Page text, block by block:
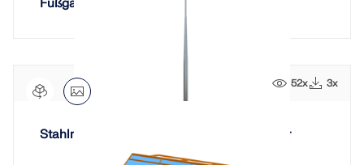
Fußgängerbrücke über die Jizera in Semily
52x 3x
Stahlmast mit einem Schaft, Antennenträger